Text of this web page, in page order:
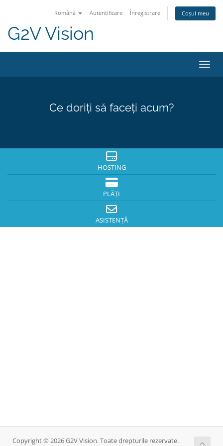
Română Autentificare Înregistrare Coșul meu
G2V Vision
Ce doriți să faceți acum?
HOSTING
PLĂȚI
ASISTENȚĂ
Copyright © 2026 G2V Vision. Toate drepturile rezervate.